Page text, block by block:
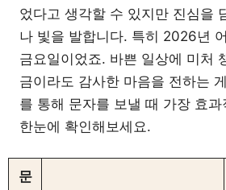
었다고 생각할 수 있지만 진심을
나 빛을 발합니다. 특히 2026년
금요일이었죠. 바쁜 일상에 미처
금이라도 감사한 마음을 전하는
를 통해 문자를 보낼 때 가장 효
한눈에 확인해보세요.
문